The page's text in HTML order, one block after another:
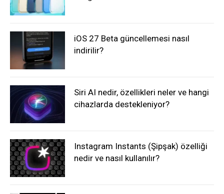
iOS 27 Beta güncellemesi nasıl
indirilir?
Siri AI nedir, özellikleri neler ve hangi
cihazlarda destekleniyor?
Instagram Instants (Şipşak) özelliği
nedir ve nasıl kullanılır?